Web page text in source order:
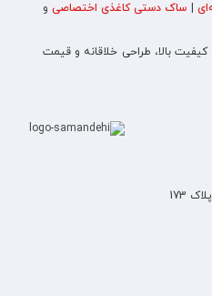
ساک دستی کاغذی اختصاصیو
بالا، طراحی خلاقانه و قیمت
173